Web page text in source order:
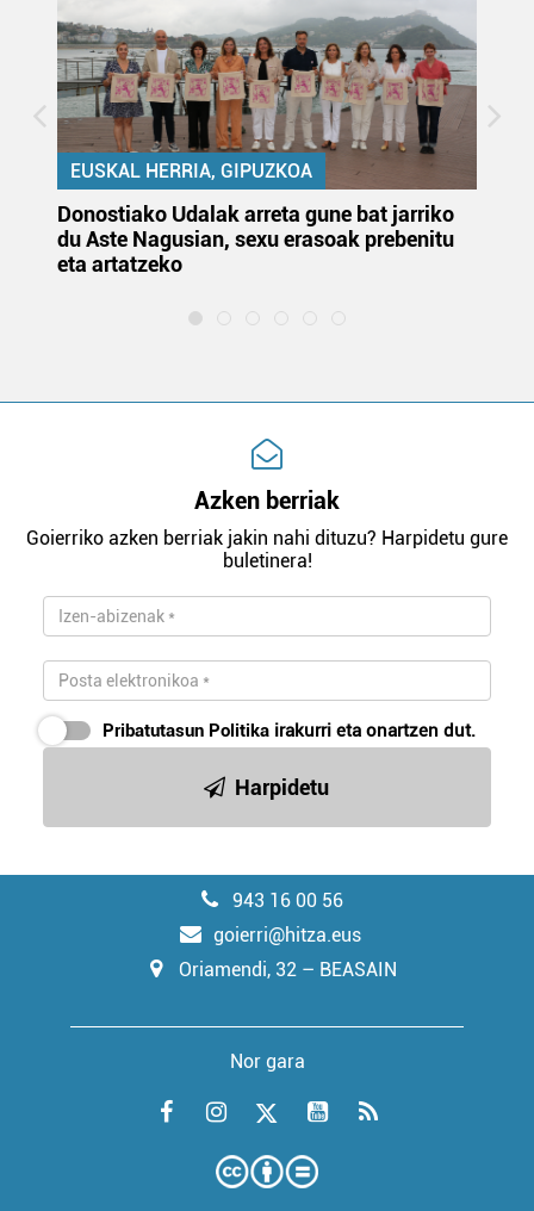
EUSKAL HERRIA, GIPUZKOA
Donostiako Udalak arreta gune bat jarriko
du Aste Nagusian, sexu erasoak prebenitu
eta artatzeko
Azken berriak
Goierriko azken berriak jakin nahi dituzu? Harpidetu gure
buletinera!
Pribatutasun Politika irakurri eta onartzen dut.
Harpidetu
943 16 00 56
goierri@hitza.eus
Oriamendi, 32 – BEASAIN
Nor gara